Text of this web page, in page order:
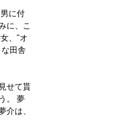
に付
に、こ
、"オ
田舎
せて貰
。 夢
介は、